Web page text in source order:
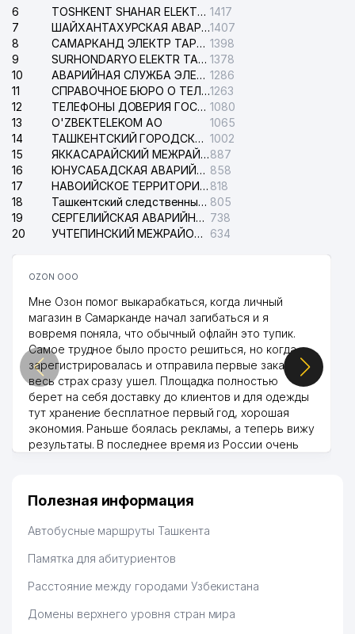
6
TOSHKENT SHAHAR ELEKTR TARMOQLARI KORXONASI АО 1417
7
ШАЙХАНТАХУРСКАЯ АВАРИЙНАЯ СЛУЖБА ЭЛЕКТРОСЕТИ1407
8
САМАРКАНД ЭЛЕКТР ТАРМОКЛАРИ АО 1398
9
SURHONDARYO ELEKTR TARMOKLARI АО 1378
10
АВАРИЙНАЯ СЛУЖБА ЭЛЕКТРОСЕТИ ТАШКЕНТСКОГО РАЙОНА 1286
11
СПРАВОЧНОЕ БЮРО О ТЕЛЕФОНАХ ОРГАНИЗАЦИЙ г. ТАШКЕНТА1263
12
ТЕЛЕФОНЫ ДОВЕРИЯ ГОСУДАРСТВЕННОГО ЦЕНТРА ТЕСТИРОВАНИЯ 1080
13
O'ZBEKTELEKOM АО
1065
14
ТАШКЕНТСКИЙ ГОРОДСКОЙ СУД ПО ГРАЖДАНСКИМ ДЕЛАМ 1002
15
ЯККАСАРАЙСКИЙ МЕЖРАЙОННЫЙ СУД ПО ГРАЖДАНСКИМ ДЕЛАМ887
16
ЮНУСАБАДСКАЯ АВАРИЙНАЯ СЛУЖБА ЭЛЕКТРОСЕТИ 858
17
НАВОИЙСКОЕ ТЕРРИТОРИАЛЬНОЕ ПРЕДПРИЯТИЕ ЭЛЕКТРОСЕТИ АО 818
18
Ташкентский следственный изолятор 805
19
СЕРГЕЛИЙСКАЯ АВАРИЙНАЯ СЛУЖБА ЭЛЕКТРОСЕТИ 738
20
УЧТЕПИНСКИЙ МЕЖРАЙОННЫЙ СУД ПО ГРАЖДАНСКИМ ДЕЛАМ 634
OZON ООО
Мне Озон помог выкарабкаться, когда личный
магазин в Самарканде начал загибаться и я
вовремя поняла, что обычный офлайн это тупик.
Самое трудное было просто решиться, но когда
зарегистрировалась и отправила первые заказы,
весь страх сразу ушел. Площадка полностью
берет на себя доставку до клиентов и для одежды
тут хранение бесплатное первый год, хорошая
экономия. Раньше боялась рекламы, а теперь вижу
результаты. В последнее время из России очень
Hamida 03.08.2026 12:45:39
Полезная информация
Автобусные маршруты Ташкента
Памятка для абитуриентов
Расстояние между городами Узбекистана
Домены верхнего уровня стран мира